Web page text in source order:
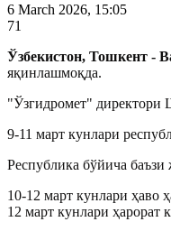
6 March 2026, 15:05
71
Ўзбекистон, Тошкент -
яқинлашмоқда.
"Ўзгидромет" директори
9-11 март кунлари
Республика бўйича
10-12 март кунлари ҳаво
12 март кунлари ҳарорат